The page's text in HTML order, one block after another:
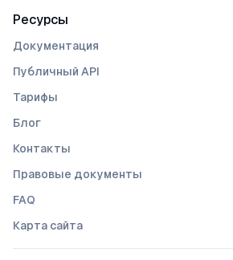
Ресурсы
Документация
Публичный API
Тарифы
Блог
Контакты
Правовые документы
FAQ
Карта сайта